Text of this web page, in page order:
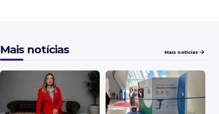
Mais notícias Mais notícias